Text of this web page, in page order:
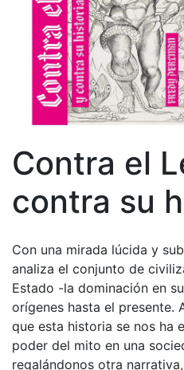
Contra el
contra su
Con una mirada lúcida y
analiza el conjunto de
Estado -la dominación en
orígenes hasta el presente.
que esta historia se nos ha
poder del mito en una
regalándonos otra